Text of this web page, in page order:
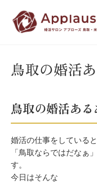
鳥取の婚活
鳥取の婚活ある
婚活の仕事をしていると
「鳥取ならではだなぁ
す。
今日はそんな